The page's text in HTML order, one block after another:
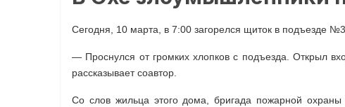
Сегодня, 10 марта, в 7:00 загорелся щиток в подъезде
— Проснулся от громких хлопков с подъезда. Открыл
рассказывает соавтор.
Со слов жильца этого дома, бригада пожарной